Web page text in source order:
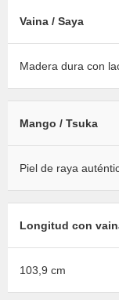
Vaina / Saya
Madera dura con
Mango / Tsuka
Piel de raya
Longitud con
103,9 cm